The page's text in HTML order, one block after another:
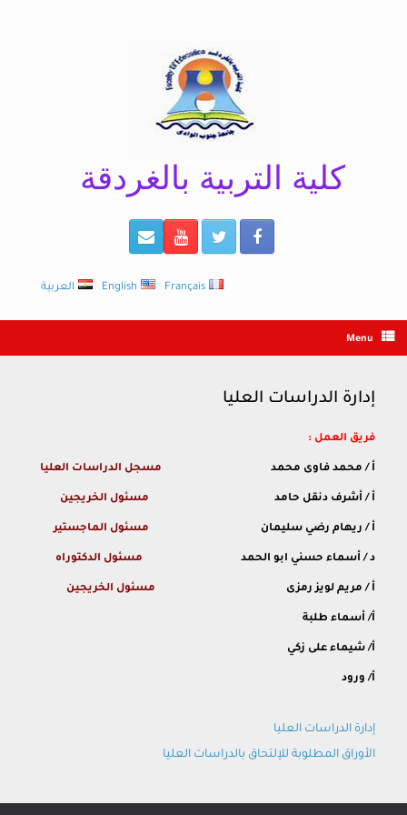
كلية التربية بالغردقة
العربية English Français
Menu
إدارة الدراسات العليا
فريق العمل :
أ / محمد فاوى محمد مسجل الدراسات العليا
أ / أشرف دنقل حامد مسئول الخريجين
أ / ريهام رضي سليمان مسئول الماجستير
د / أسماء حسني ابو الحمد مسئول الدكتوراه
أ / مريم لويز رمزى مسئول الخريجين
أ/ أسماء طلبة
أ/ شيماء على زكي
أ/ ورود
إدارة الدراسات العليا
الأوراق المطلوبة للإلتحاق بالدراسات العليا